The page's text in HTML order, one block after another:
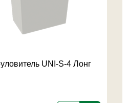
UNI-S-4 Лонг